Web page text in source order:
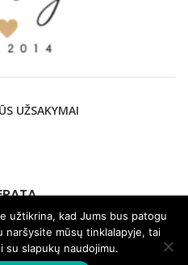
UŽSAKYMAI
užtikrina, kad Jums bus patogu
naršysite mūsų tinklalapyje, tai
su slapukų naudojimu.